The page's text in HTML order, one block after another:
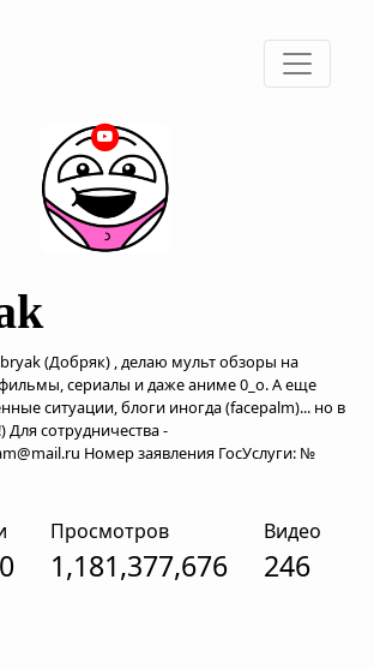
(Добряк) , делаю мульт обзоры на
сериалы и даже аниме 0_о. А еще
ситуации, блоги иногда (facepalm)... но в
сотрудничества -
Номер заявления ГосУслуги: №
Просмотров
1,181,377,676
Видео
246